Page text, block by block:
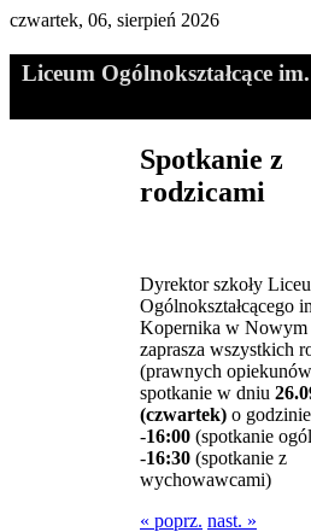
czwartek, 06, sierpień 2026
Liceum Ogólnokształcące
Spotkanie z
rodzicami
Dyrektor szkoły
Ogólnokształcącego
Kopernika w Nowym
zaprasza wszystkich
(prawnych
spotkanie w dniu
(czwartek) o
-16:00 (spotkanie
-16:30 (spotkanie z
wychowawcami)
« poprz. nast. »